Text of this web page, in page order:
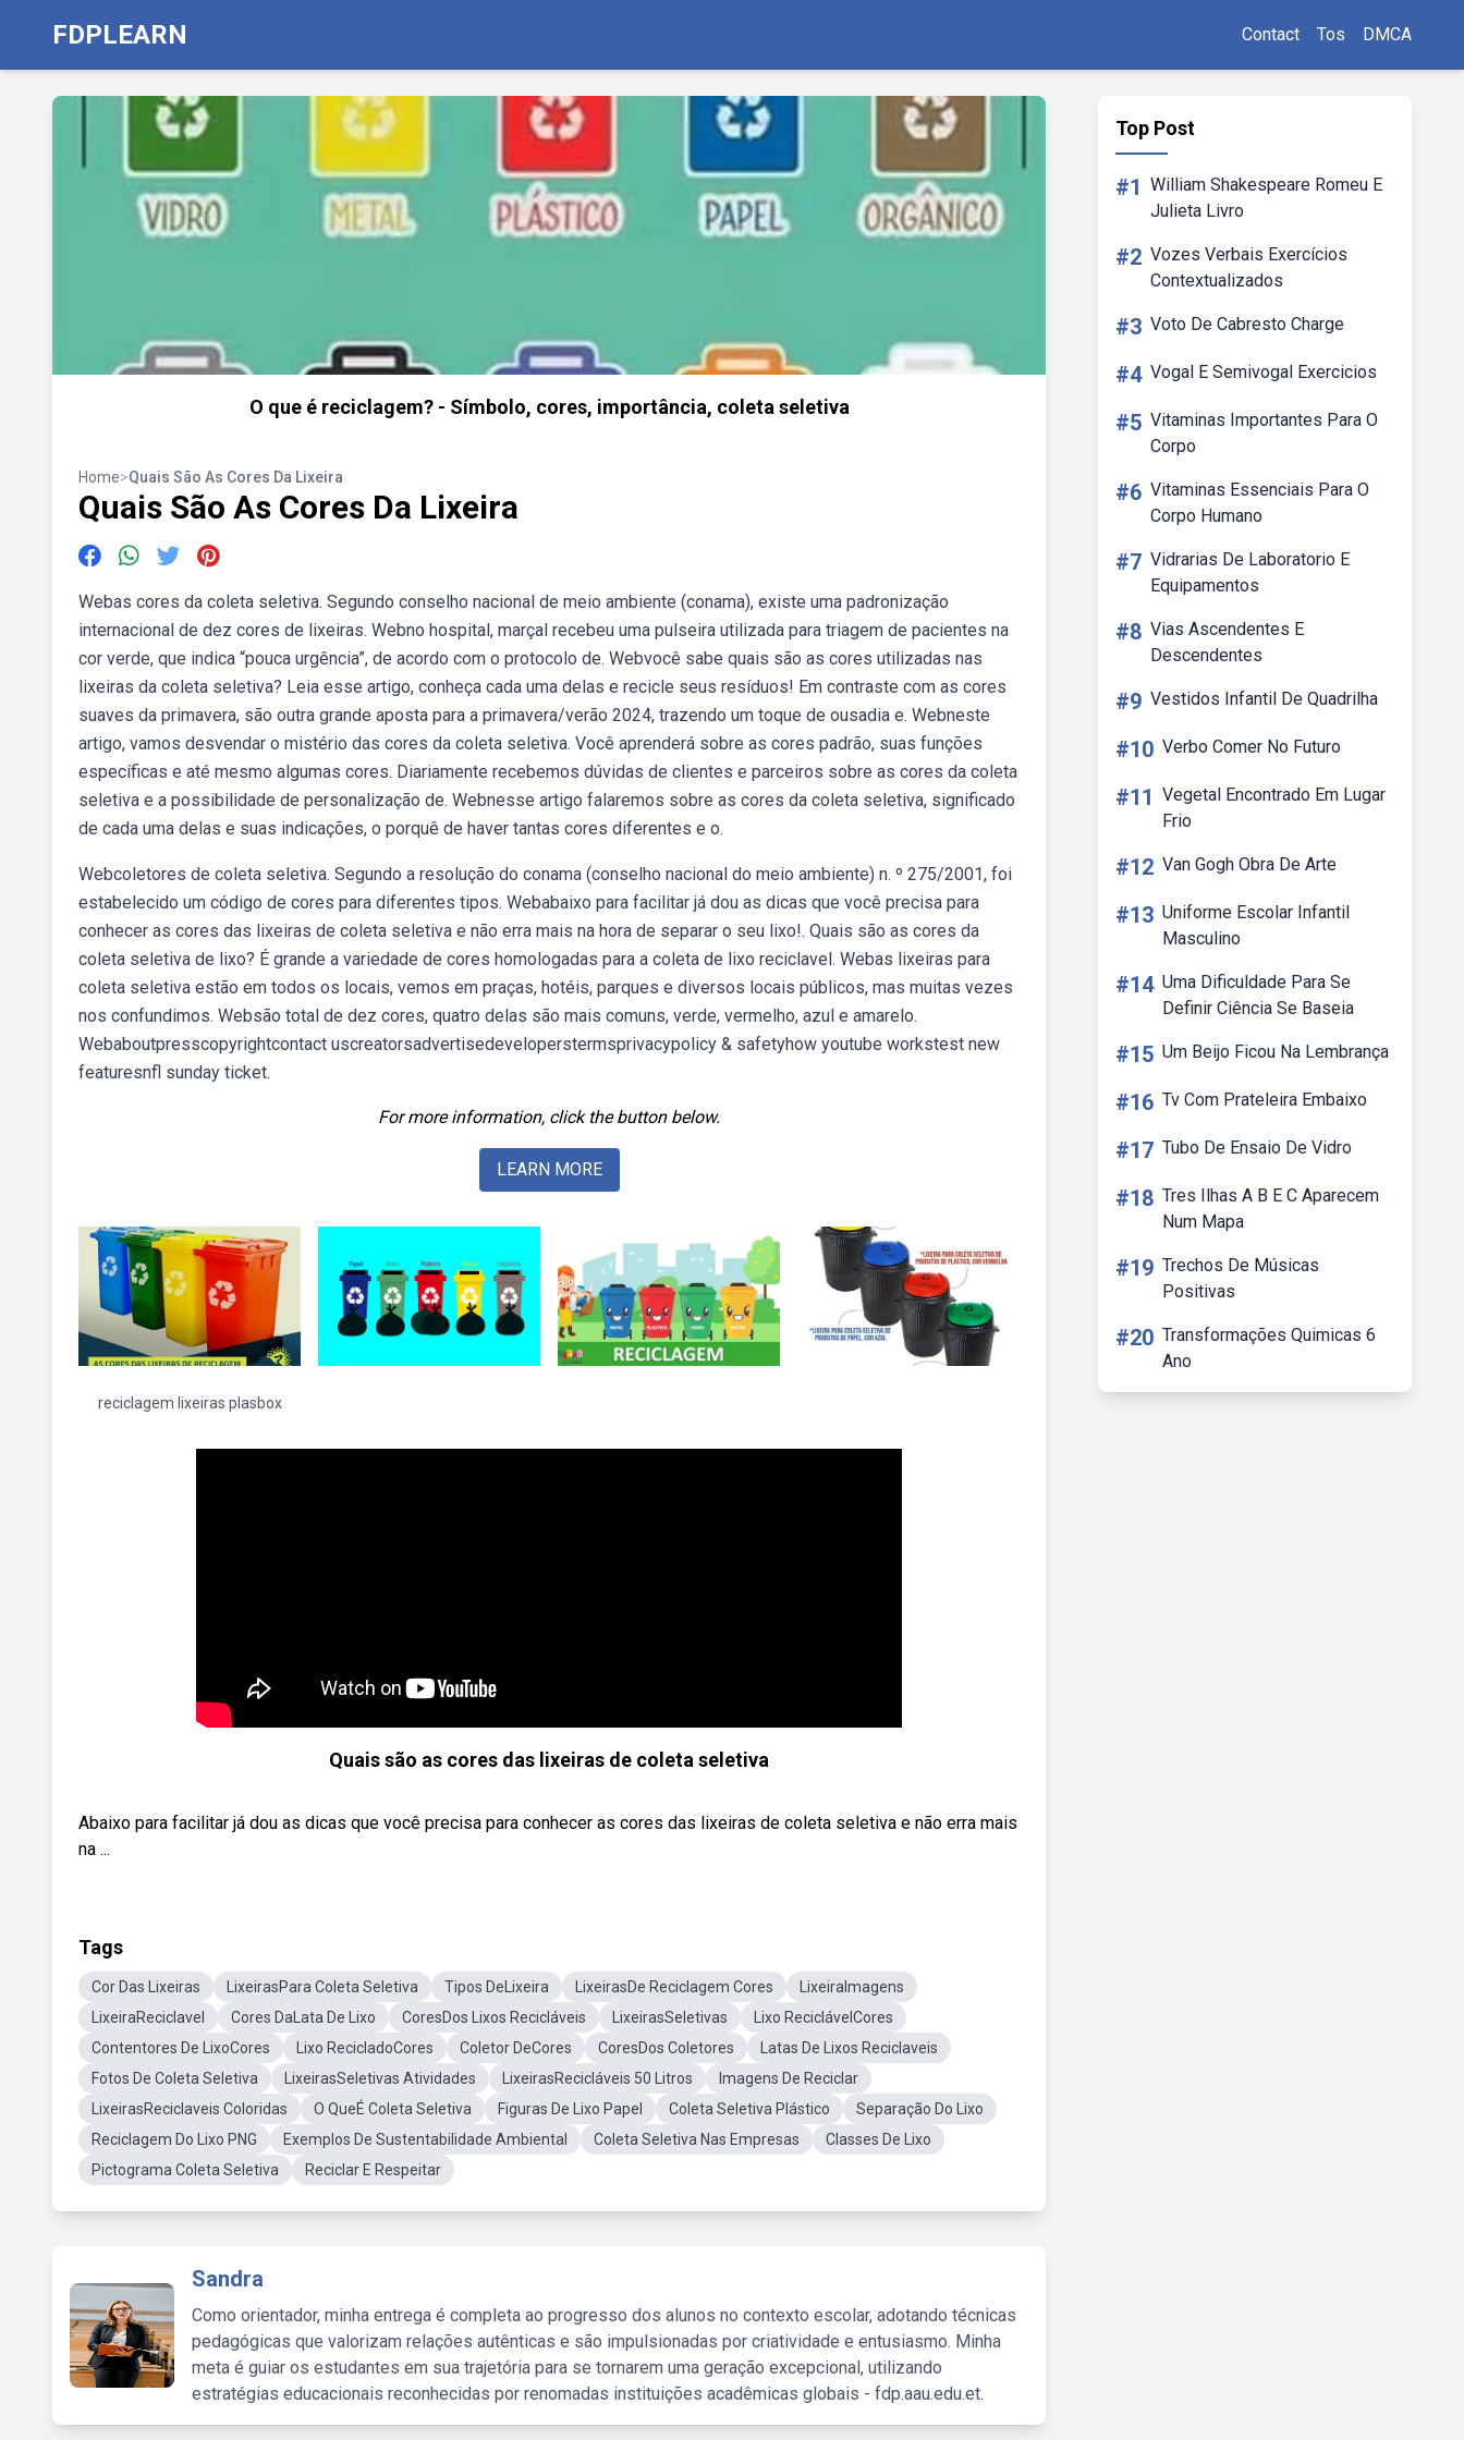
FDPLEARN Contact Tos DMCA
O que é reciclagem? - Símbolo, cores, importância, coleta seletiva
Home>Quais São As Cores Da Lixeira
Quais São As Cores Da Lixeira
Webas cores da coleta seletiva. Segundo conselho nacional de meio ambiente (conama), existe uma padronização
internacional de dez cores de lixeiras. Webno hospital, marçal recebeu uma pulseira utilizada para triagem de pacientes na
cor verde, que indica “pouca urgência”, de acordo com o protocolo de. Webvocê sabe quais são as cores utilizadas nas
lixeiras da coleta seletiva? Leia esse artigo, conheça cada uma delas e recicle seus resíduos! Em contraste com as cores
suaves da primavera, são outra grande aposta para a primavera/verão 2024, trazendo um toque de ousadia e. Webneste
artigo, vamos desvendar o mistério das cores da coleta seletiva. Você aprenderá sobre as cores padrão, suas funções
específicas e até mesmo algumas cores. Diariamente recebemos dúvidas de clientes e parceiros sobre as cores da coleta
seletiva e a possibilidade de personalização de. Webnesse artigo falaremos sobre as cores da coleta seletiva, significado
de cada uma delas e suas indicações, o porquê de haver tantas cores diferentes e o.
Webcoletores de coleta seletiva. Segundo a resolução do conama (conselho nacional do meio ambiente) n. º 275/2001, foi
estabelecido um código de cores para diferentes tipos. Webabaixo para facilitar já dou as dicas que você precisa para
conhecer as cores das lixeiras de coleta seletiva e não erra mais na hora de separar o seu lixo!. Quais são as cores da
coleta seletiva de lixo? É grande a variedade de cores homologadas para a coleta de lixo reciclavel. Webas lixeiras para
coleta seletiva estão em todos os locais, vemos em praças, hotéis, parques e diversos locais públicos, mas muitas vezes
nos confundimos. Websão total de dez cores, quatro delas são mais comuns, verde, vermelho, azul e amarelo.
Webaboutpresscopyrightcontact uscreatorsadvertisedeveloperstermsprivacypolicy & safetyhow youtube workstest new
featuresnfl sunday ticket.
For more information, click the button below.
LEARN MORE
reciclagem lixeiras plasbox
Quais são as cores das lixeiras de coleta seletiva
Abaixo para facilitar já dou as dicas que você precisa para conhecer as cores das lixeiras de coleta seletiva e não erra mais
na ...
Tags
Cor Das Lixeiras LixeirasPara Coleta Seletiva Tipos DeLixeira LixeirasDe Reciclagem Cores
LixeiraImagens
LixeiraReciclavel
Cores DaLata De Lixo CoresDos Lixos Recicláveis LixeirasSeletivas
Lixo ReciclávelCores
Contentores De LixoCores
Lixo RecicladoCores Coletor DeCores CoresDos Coletores
Latas De Lixos Reciclaveis
Fotos De Coleta Seletiva
LixeirasSeletivas Atividades LixeirasRecicláveis 50 Litros
Imagens De Reciclar
LixeirasReciclaveis Coloridas
O QueÉ Coleta Seletiva Figuras De Lixo Papel Coleta Seletiva Plástico
Separação Do Lixo
Reciclagem Do Lixo PNG
Exemplos De Sustentabilidade Ambiental Coleta Seletiva Nas Empresas
Classes De Lixo
Pictograma Coleta Seletiva
Reciclar E Respeitar
Sandra
Como orientador, minha entrega é completa ao progresso dos alunos no contexto escolar, adotando técnicas
pedagógicas que valorizam relações autênticas e são impulsionadas por criatividade e entusiasmo. Minha
meta é guiar os estudantes em sua trajetória para se tornarem uma geração excepcional, utilizando
estratégias educacionais reconhecidas por renomadas instituições acadêmicas globais - fdp.aau.edu.et.
Top Post
#1 William Shakespeare Romeu E
Julieta Livro
#2 Vozes Verbais Exercícios
Contextualizados
#3 Voto De Cabresto Charge
#4 Vogal E Semivogal Exercicios
#5 Vitaminas Importantes Para O
Corpo
#6 Vitaminas Essenciais Para O
Corpo Humano
#7 Vidrarias De Laboratorio E
Equipamentos
#8 Vias Ascendentes E
Descendentes
#9 Vestidos Infantil De Quadrilha
#10 Verbo Comer No Futuro
#11 Vegetal Encontrado Em Lugar
Frio
#12 Van Gogh Obra De Arte
#13 Uniforme Escolar Infantil
Masculino
#14 Uma Dificuldade Para Se
Definir Ciência Se Baseia
#15 Um Beijo Ficou Na Lembrança
#16 Tv Com Prateleira Embaixo
#17 Tubo De Ensaio De Vidro
#18 Tres Ilhas A B E C Aparecem
Num Mapa
#19 Trechos De Músicas
Positivas
#20 Transformações Quimicas 6
Ano